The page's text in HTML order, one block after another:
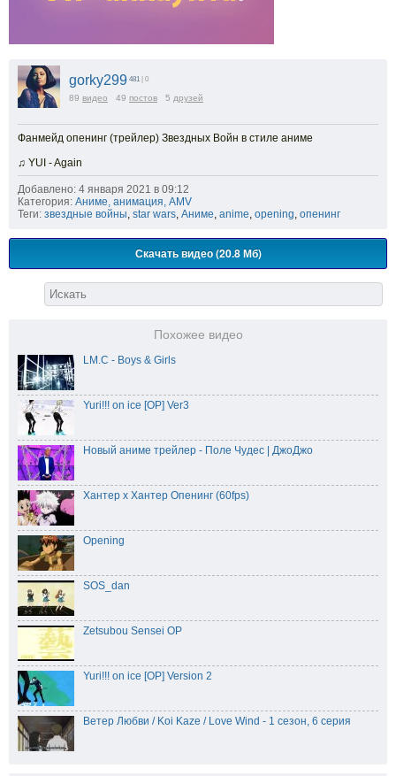
gorky299 481 | 0
89 видео 49 постов 5 друзей
Фанмейд опенинг (трейлер) Звездных Войн в стиле аниме
♫ YUI - Again
Добавлено: 4 января 2021 в 09:12
Категория: Аниме, анимация, AMV
Теги: звездные войны, star wars, Аниме, anime, opening, опенинг
Скачать видео (20.8 Мб)
Похожее видео
LM.C - Boys & Girls
Yuri!!! on ice [OP] Ver3
Новый аниме трейлер - Поле Чудес | ДжоДжо
Хантер x Хантер Опенинг (60fps)
Opening
SOS_dan
Zetsubou Sensei OP
Yuri!!! on ice [OP] Version 2
Ветер Любви / Koi Kaze / Love Wind - 1 сезон, 6 серия